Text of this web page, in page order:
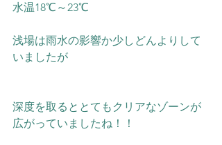
水温18℃～23℃
浅場は雨水の影響か少しどんよりして
いましたが
深度を取るととてもクリアなゾーンが
広がっていましたね！！